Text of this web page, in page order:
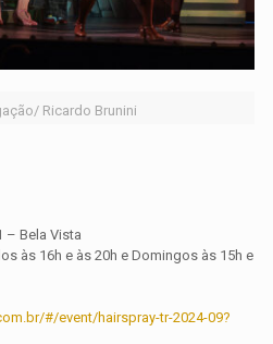
Ricardo Brunini
– Bela Vista
às 16h e às 20h e Domingos às 15h e
#/event/hairspray-tr-2024-09?